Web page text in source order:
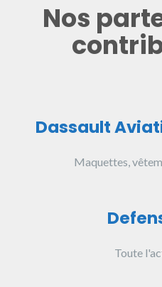
Nos
Dassault
Maquettes,
Toute